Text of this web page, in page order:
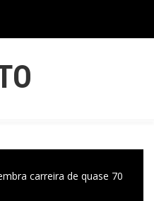
carreira de quase 70